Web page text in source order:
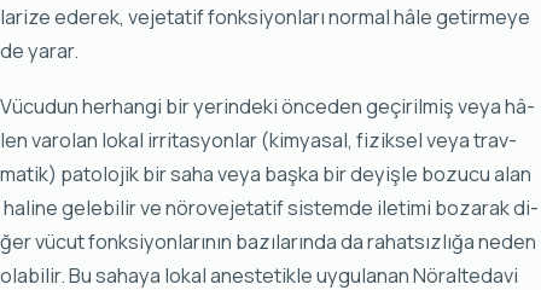
la­ri­ze ede­rek, ve­je­ta­tif fonk­si­yon­la­rı nor­mal hâ­le ge­tir­me­ye
de ya­rar.
Vü­cu­dun her­han­gi bir ye­rin­de­ki ön­ce­den ge­çi­ril­miş ve­ya hâ­
len va­ro­lan lo­kal ir­ri­tas­yon­lar (kim­ya­sal, fi­zik­sel ve­ya trav­
ma­tik) pa­to­lo­jik bir sa­ha ve­ya baş­ka bir de­yiş­le bo­zu­cu alan
ha­li­ne ge­le­bi­lir ve nö­ro­ve­je­ta­tif sis­tem­de ile­ti­mi bo­za­rak di­
ğer vü­cut fonk­si­yon­la­rı­nın ba­zı­la­rın­da da ra­hat­sız­lı­ğa ne­den
ola­bi­lir. Bu sa­ha­ya lo­kal anes­te­tik­le uy­gu­la­nan Nö­ral­te­da­vi